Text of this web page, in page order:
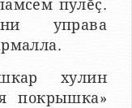
пулӗҫ.
управа
хулин
покрышка»